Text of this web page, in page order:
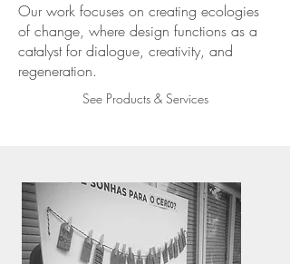
Our work focuses on creating ecologies
of change, where design functions as a
catalyst for dialogue, creativity, and
regeneration.
See Products & Services